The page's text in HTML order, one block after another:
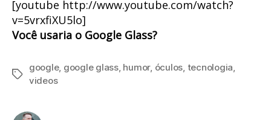
[youtube http://www.youtube.com/watch?
v=5vrxfiXU5lo]
Você usaria o Google Glass?
Tags
google, google glass, humor, óculos, tecnologia,
videos